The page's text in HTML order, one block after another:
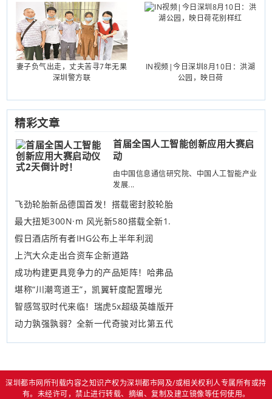
妻子负气出走，丈夫苦寻7年无果
深圳警方联
IN视频|今日深圳8月10日：洪湖
公园，映日荷
精彩文章
首届全国人工智能创新应用大赛启
动
由中国信息通信研究院、中国人工智能产业
发展...
飞劲轮胎新品德国首发！搭载密封胶轮胎
最大扭矩300N·m 风光新580搭载全新1.
假日酒店所有者IHG公布上半年利润
上汽大众走出合资车企新道路
成功构建更具竞争力的产品矩阵！哈弗品
堪称“川潮弯道王”，凯翼轩度配置曝光
智感驾驭时代来临！瑞虎5x超级英雄版开
动力孰强孰弱？全新一代奇骏对比第五代
深圳都市网所刊载内容之知识产权为深圳都市网及/或相关权利人专属所有或持
有。未经许可，禁止进行转载、摘编、复制及建立镜像等任何使用。